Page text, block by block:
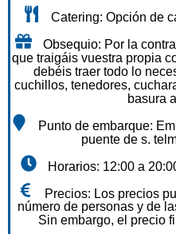
Catering: Opción de
Obsequio: Por la
que traigáis vuestra propia
debéis traer todo lo
cuchillos, tenedores,
basura
Punto de embarque:
puente de s.
Horarios: 12:00 a
Precios: Los precios
número de personas y de
Sin embargo, el precio